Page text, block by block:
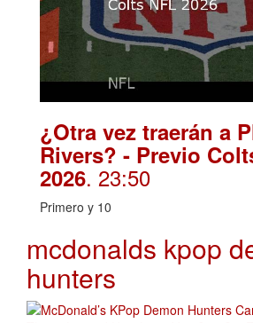
¿Otra vez traerán a
Rivers? - Previo
2026. 23:50
Primero y 10
mcdonalds kpop
hunters